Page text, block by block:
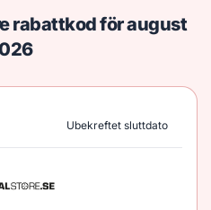
rabattkod för august
Ubekreftet sluttdato